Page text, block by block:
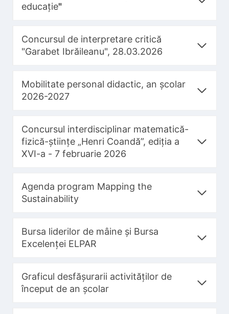
educație"
Concursul de interpretare critică
"Garabet Ibrăileanu", 28.03.2026
Mobilitate personal didactic, an școlar
2026-2027
Concursul interdisciplinar matematică-
fizică-științe „Henri Coandă”, ediția a
XVI-a - 7 februarie 2026
Agenda program Mapping the
Sustainability
Bursa liderilor de mâine și Bursa
Excelenței ELPAR
Graficul desfășurarii activităților de
început de an școlar